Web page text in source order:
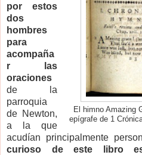
El himno Amazing
epígrafe de 1
por estos
dos
hombres
para
acompaña
r las
oraciones
de la
parroquia
de Newton,
a la que
acudían principalmente
curioso de este libro